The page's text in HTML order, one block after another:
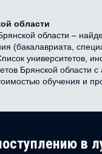
области
области –
(бакалавриата,
университетов,
Брянской области с
обучения и
в